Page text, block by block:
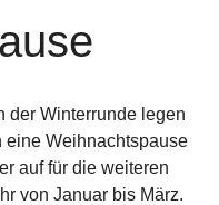
der Winterrunde legen
eine Weihnachtspause
auf für die weiteren
von Januar bis März.